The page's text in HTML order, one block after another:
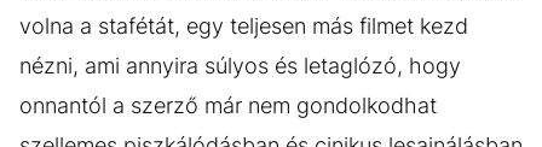
volna a stafétát, egy teljesen más filmet kezd
nézni, ami annyira súlyos és letaglózó, hogy
onnantól a szerző már nem gondolkodhat